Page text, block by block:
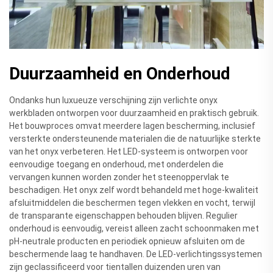
Duurzaamheid en Onderhoud
Ondanks hun luxueuze verschijning zijn verlichte onyx
werkbladen ontworpen voor duurzaamheid en praktisch gebruik.
Het bouwproces omvat meerdere lagen bescherming, inclusief
versterkte ondersteunende materialen die de natuurlijke sterkte
van het onyx verbeteren. Het LED-systeem is ontworpen voor
eenvoudige toegang en onderhoud, met onderdelen die
vervangen kunnen worden zonder het steenoppervlak te
beschadigen. Het onyx zelf wordt behandeld met hoge-kwaliteit
afsluitmiddelen die beschermen tegen vlekken en vocht, terwijl
de transparante eigenschappen behouden blijven. Regulier
onderhoud is eenvoudig, vereist alleen zacht schoonmaken met
pH-neutrale producten en periodiek opnieuw afsluiten om de
beschermende laag te handhaven. De LED-verlichtingssystemen
zijn geclassificeerd voor tientallen duizenden uren van